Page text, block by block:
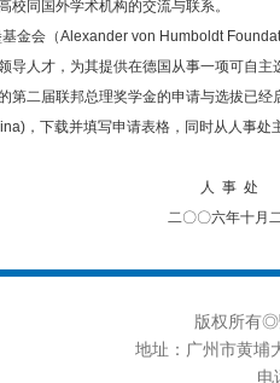
校同国外学术机构的交流与联系。
金会（Alexander von Humboldt
导人才，为其提供在德国从事一项可自
第二届联邦总理奖学金的申请与选拔已
，下载并填写申请表格，同时从人事
处
年十月二十
版权所有◎
地址：广州市黄埔
电